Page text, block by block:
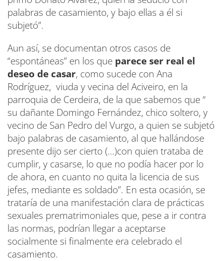
palabras de casamiento, y bajo ellas a él si
subjetó”.
Aun así, se documentan otros casos de
“espontáneas” en los que parece ser real el
deseo de casar, como sucede con Ana
Rodríguez, viuda y vecina del Aciveiro, en la
parroquia de Cerdeira, de la que sabemos que “
su dañante Domingo Fernández, chico soltero, y
vecino de San Pedro del Vurgo, a quien se subjetó
bajo palabras de casamiento, al que hallándose
presente dijo ser cierto (…)con quien trataba de
cumplir, y casarse, lo que no podía hacer por lo
de ahora, en cuanto no quita la licencia de sus
jefes, mediante es soldado”. En esta ocasión, se
trataría de una manifestación clara de prácticas
sexuales prematrimoniales que, pese a ir contra
las normas, podrían llegar a aceptarse
socialmente si finalmente era celebrado el
casamiento.